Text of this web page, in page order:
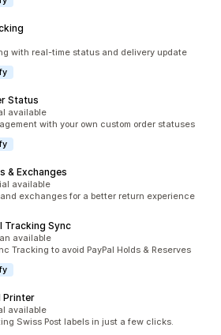
with real-time status and delivery update
Status
available
with your own custom order statuses
& Exchanges
available
exchanges for a better return experience
Tracking Sync
available
Tracking to avoid PayPal Holds & Reserves
Printer
available
Swiss Post labels in just a few clicks.